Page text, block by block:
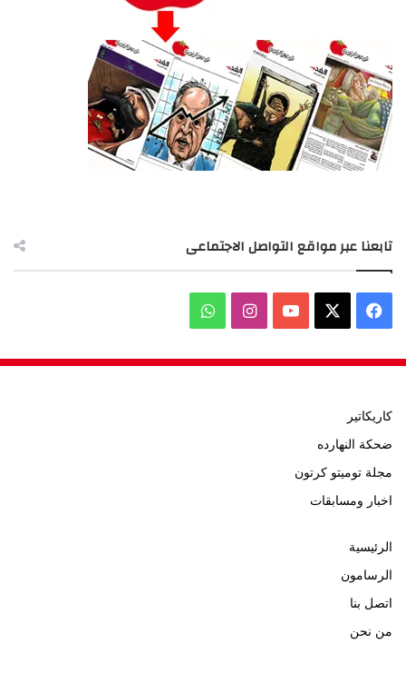
تابعنا عبر مواقع التواصل الاجتماعى
فيسبوك ‫YouTubeانستقرامواتساب
كاريكاتير
ضحكة النهارده
مجلة توميتو كرتون
اخبار ومسابقات
الرئيسية
الرسامون
اتصل بنا
من نحن